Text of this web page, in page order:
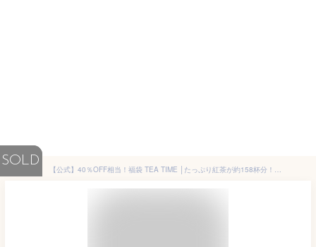
SOLD
【公式】40％OFF相当！福袋 TEA TIME │たっぷり紅茶が約158杯分！ティーバッグ 紅茶 ギフト プレゼント 季節限定 冬 出産 結婚 かわいい フレーバーティー │ カレルチャペック